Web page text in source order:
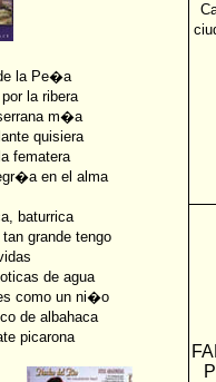
la Pe�a
la ribera
m�a
quisiera
fematera
en el alma
baturrica
grande tengo
de agua
como un ni�o
de albahaca
picarona